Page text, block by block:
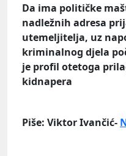
Da ima političke
nadležnih adresa
utemeljitelja, uz
kriminalnog djela
je profil otetoga
kidnapera
Piše: Viktor Ivančić-